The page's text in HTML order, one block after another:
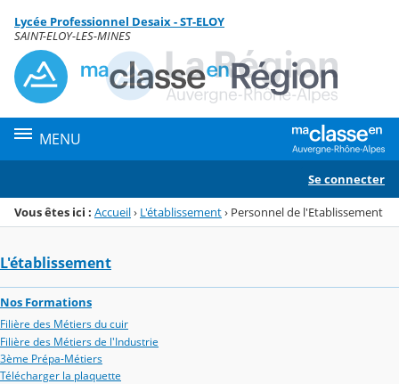
Menu de la rubrique
Contenu
Lycée Professionnel Desaix - ST-ELOY
SAINT-ELOY-LES-MINES
MENU
Se connecter
Vous êtes ici : Accueil› L'établissement› Personnel de l'Etablissement
L'établissement
Nos Formations
Filière des Métiers du cuir
Filière des Métiers de l'Industrie
3ème Prépa-Métiers
Télécharger la plaquette